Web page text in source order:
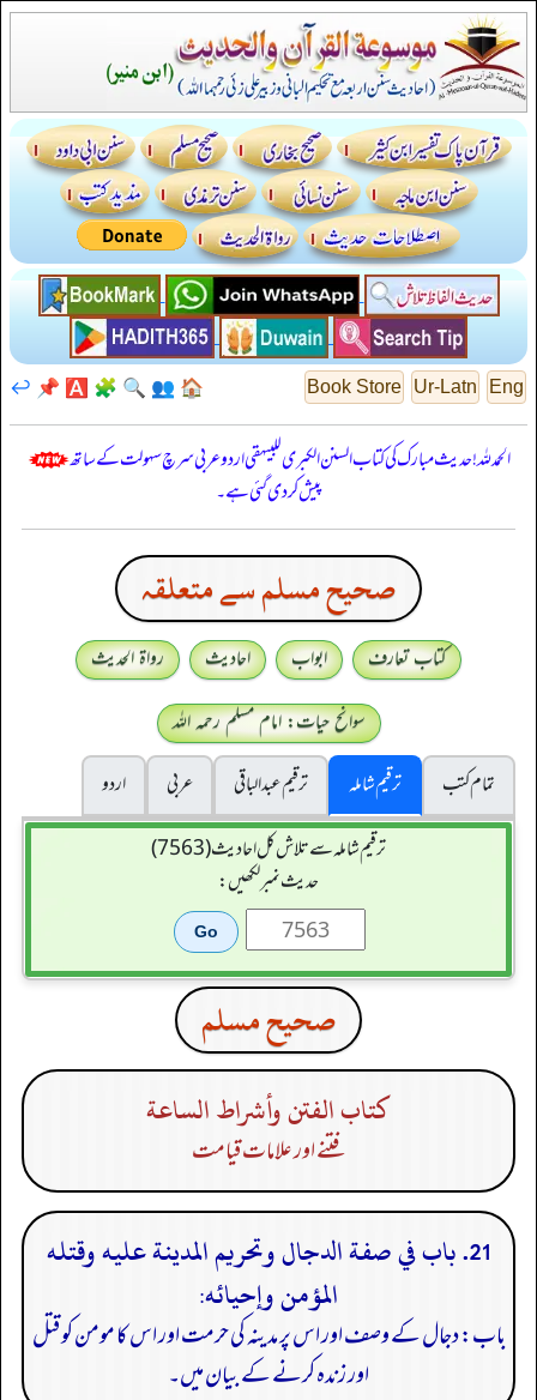
Eng
Ur-Latn
Book Store
🏠
👥
🔍
🧩
🅰️
📌
↩️
الحمدللہ! حدیث مبارک کی کتاب السنن الكبرى للبيهقي اردو عربی سرچ سہولت کے ساتھ
پیش کر دی گئی ہے۔
صحيح مسلم سے متعلقہ
کتاب تعارف ابواب احادیث
رواۃ الحدیث
سوانح حیات: امام مسلم رحمہ اللہ
تمام کتب
ترقیم شاملہ ترقيم عبدالباقی عربی
اردو
ترقیم شاملہ سے تلاش کل احادیث (7563)
حدیث نمبر لکھیں:
صحيح مسلم
كتاب الفتن وأشراط الساعة
فتنے اور علامات قیامت
21. باب في صفة الدجال وتحريم المدينة عليه وقتله
المؤمن وإحيائه:
باب: دجال کے وصف اور اس پر مدینہ کی حرمت اور اس کا مومن کو قتل
اور زندہ کرنے کے بیان میں۔